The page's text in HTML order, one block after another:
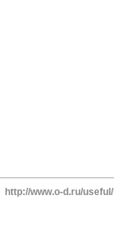
http://www.o-d.ru/